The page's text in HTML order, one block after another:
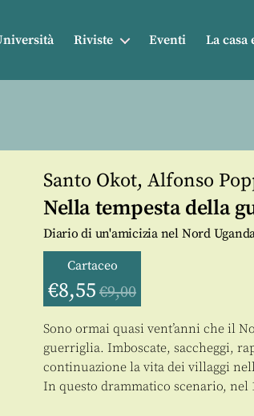
Riviste Eventi La casa
Santo Okot, Alfonso
Nella tempesta della
Diario di un'amicizia nel Nord
Cartaceo
€8,55 €9,00
Sono ormai quasi vent’anni che il
guerriglia. Imboscate, saccheggi,
continuazione la vita dei villaggi
In questo drammatico scenario, nel